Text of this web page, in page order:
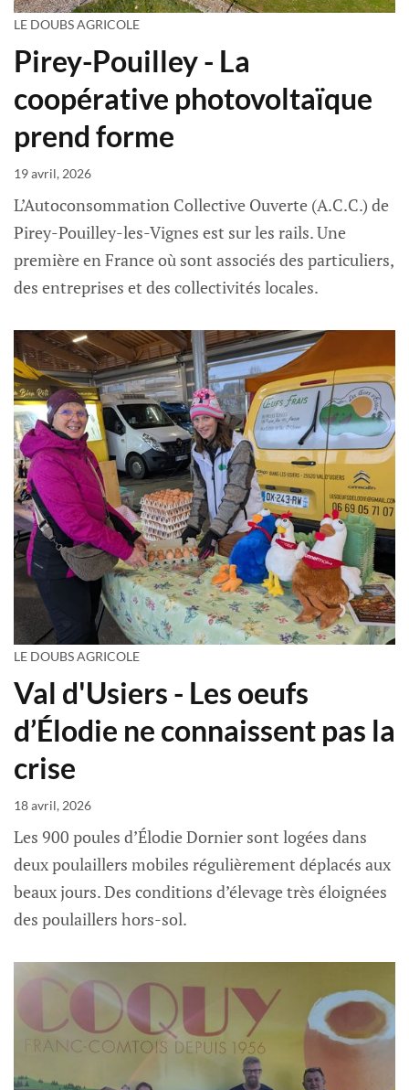
LE DOUBS AGRICOLE
Pirey-Pouilley - La
coopérative photovoltaïque
prend forme
19 avril, 2026
L’Autoconsommation Collective Ouverte (A.C.C.) de
Pirey-Pouilley-les-Vignes est sur les rails. Une
première en France où sont associés des particuliers,
des entreprises et des collectivités locales.
LE DOUBS AGRICOLE
Val d'Usiers - Les oeufs
d’Élodie ne connaissent pas la
crise
18 avril, 2026
Les 900 poules d’Élodie Dornier sont logées dans
deux poulaillers mobiles régulièrement déplacés aux
beaux jours. Des conditions d’élevage très éloignées
des poulaillers hors-sol.